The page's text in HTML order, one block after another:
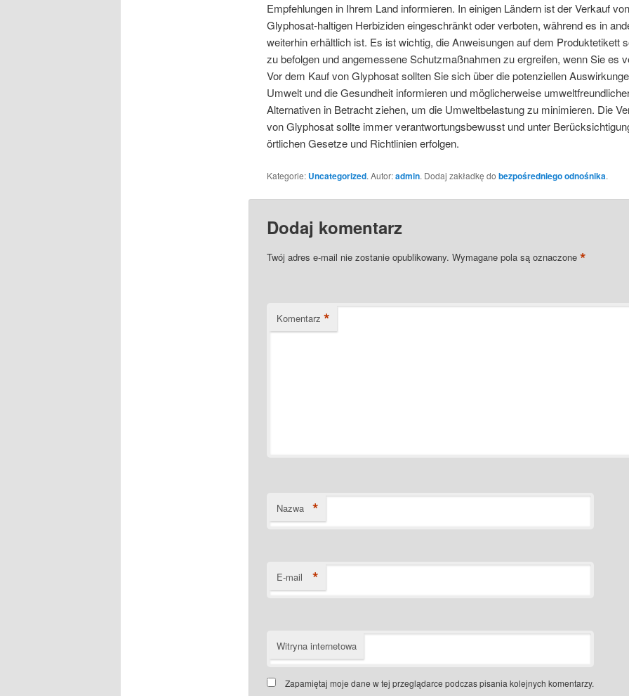
Empfehlungen in Ihrem Land informieren. In einigen Ländern ist der Verkauf von
Glyphosat-haltigen Herbiziden eingeschränkt oder verboten, während es in
weiterhin erhältlich ist. Es ist wichtig, die Anweisungen auf dem Produktetikett
zu befolgen und angemessene Schutzmaßnahmen zu ergreifen, wenn Sie es
Vor dem Kauf von Glyphosat sollten Sie sich über die potenziellen
Umwelt und die Gesundheit informieren und möglicherweise
Alternativen in Betracht ziehen, um die Umweltbelastung zu minimieren. Die
von Glyphosat sollte immer verantwortungsbewusst und unter
örtlichen Gesetze und Richtlinien erfolgen.
Kategorie: Uncategorized. Autor:admin. Dodaj zakładkę do bezpośredniego odnośnika.
Dodaj komentarz
Twój adres e-mail nie zostanie opublikowany. Wymagane pola są oznaczone *
Komentarz *
Nazwa *
E-mail *
Witryna internetowa
Zapamiętaj moje dane w tej przeglądarce podczas pisania kolejnych komentarzy.